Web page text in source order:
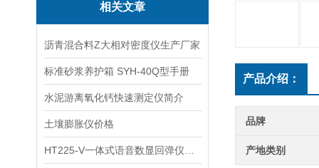
相关文章
沥青混合料Z大相对密度仪生产厂家
标准砂浆养护箱 SYH-40Q型手册
水泥游离氧化钙快速测定仪简介
土壤膨胀仪价格
产品介绍：
品牌
产地类别